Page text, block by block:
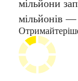
мільйони
мільйонів —
Отримайте